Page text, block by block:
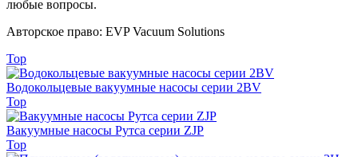
любые вопросы.
Авторское право: EVP Vacuum Solutions
Top
Водокольцевые вакуумные насосы серии 2BV
Top
Вакуумные насосы Рутса серии ZJP
Top